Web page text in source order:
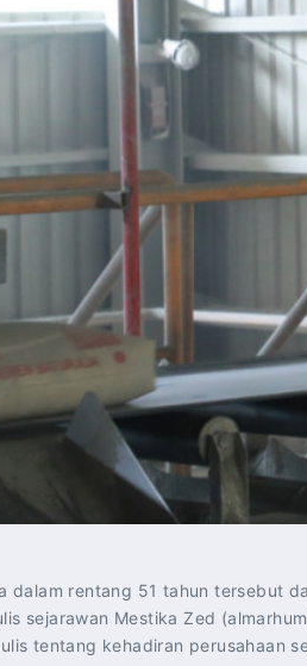
dalam rentang 51 tahun tersebut
sejarawan Mestika Zed
tentang kehadiran perusahaan